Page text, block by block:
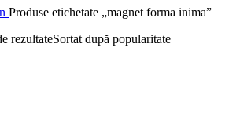
Produse etichetate „magnet forma inima”
rezultateSortat după popularitate